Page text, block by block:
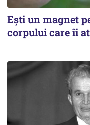
Ești un magnet
corpului care îi